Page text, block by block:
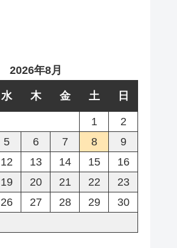
2026年8月
水 木 金 土 日
1
2
5 6 7 8
9
12 13 14 15
16
19 20 21 22
23
26 27 28 29
30